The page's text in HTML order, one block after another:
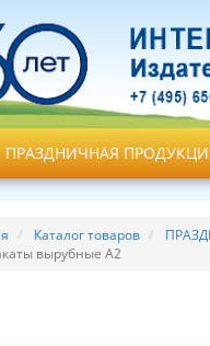
ПРАЗДНИЧНАЯ
Каталог товаров
вырубные А2